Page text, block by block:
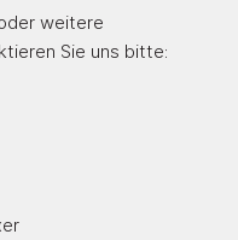
weitere
Sie uns bitte: